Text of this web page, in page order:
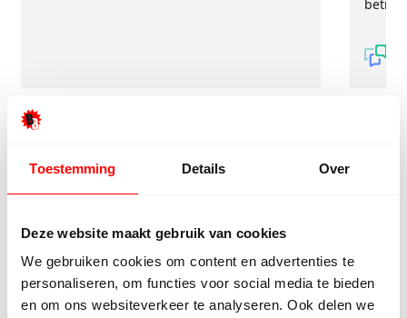
Toestemming Details Over
Deze website maakt gebruik van cookies
We gebruiken cookies om content en advertenties te
personaliseren, om functies voor social media te bieden
en om ons websiteverkeer te analyseren. Ook delen we